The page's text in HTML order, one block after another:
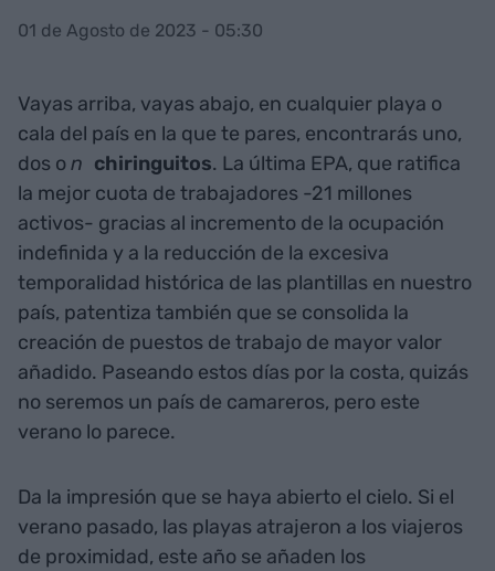
01 de Agosto de 2023 - 05:30
Vayas arriba, vayas abajo, en cualquier playa o
cala del país en la que te pares, encontrarás uno,
dos on chiringuitos. La última EPA, que ratifica
la mejor cuota de trabajadores -21 millones
activos- gracias al incremento de la ocupación
indefinida y a la reducción de la excesiva
temporalidad histórica de las plantillas en nuestro
país, patentiza también que se consolida la
creación de puestos de trabajo de mayor valor
añadido. Paseando estos días por la costa, quizás
no seremos un país de camareros, pero este
verano lo parece.
Da la impresión que se haya abierto el cielo. Si el
verano pasado, las playas atrajeron a los viajeros
de proximidad, este año se añaden los